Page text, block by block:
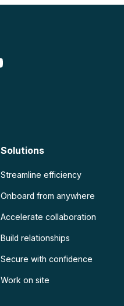
Solutions
Streamline efficiency
Onboard from anywhere
Accelerate collaboration
Build relationships
Secure with confidence
Work on site